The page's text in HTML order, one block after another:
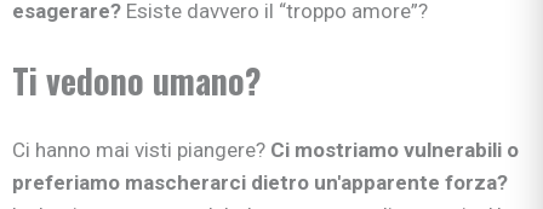
esagerare? Esiste davvero il “troppo amore”?
Ti vedono umano?
Ci hanno mai visti piangere? Ci mostriamo vulnerabili o
preferiamo mascherarci dietro un'apparente forza?